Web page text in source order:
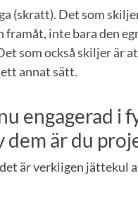
(skratt). Det som
inte bara den
som också skiljer är
annat sätt.
engagerad i
dem är du
är verkligen jättekul